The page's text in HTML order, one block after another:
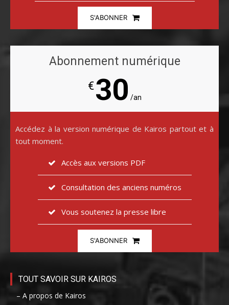
S'ABONNER
Abonnement numérique
€30 /an
Accédez à la version numérique de Kairos partout et à
tout moment.
Accès aux versions PDF
Consultation des anciens numéros
Vous soutenez la presse libre
S'ABONNER
TOUT SAVOIR SUR KAIROS
– A propos de Kairos